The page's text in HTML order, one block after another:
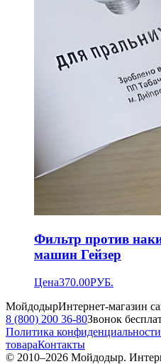
Фильтр против
машин Гейзер
Цена370.00РУБ.
МойдодырИнтернет-магазин
8 (800) 200 36-80Звонок
Политика конфиденциальности
товараКонтакты
© 2010–2026 Мойдодыр.